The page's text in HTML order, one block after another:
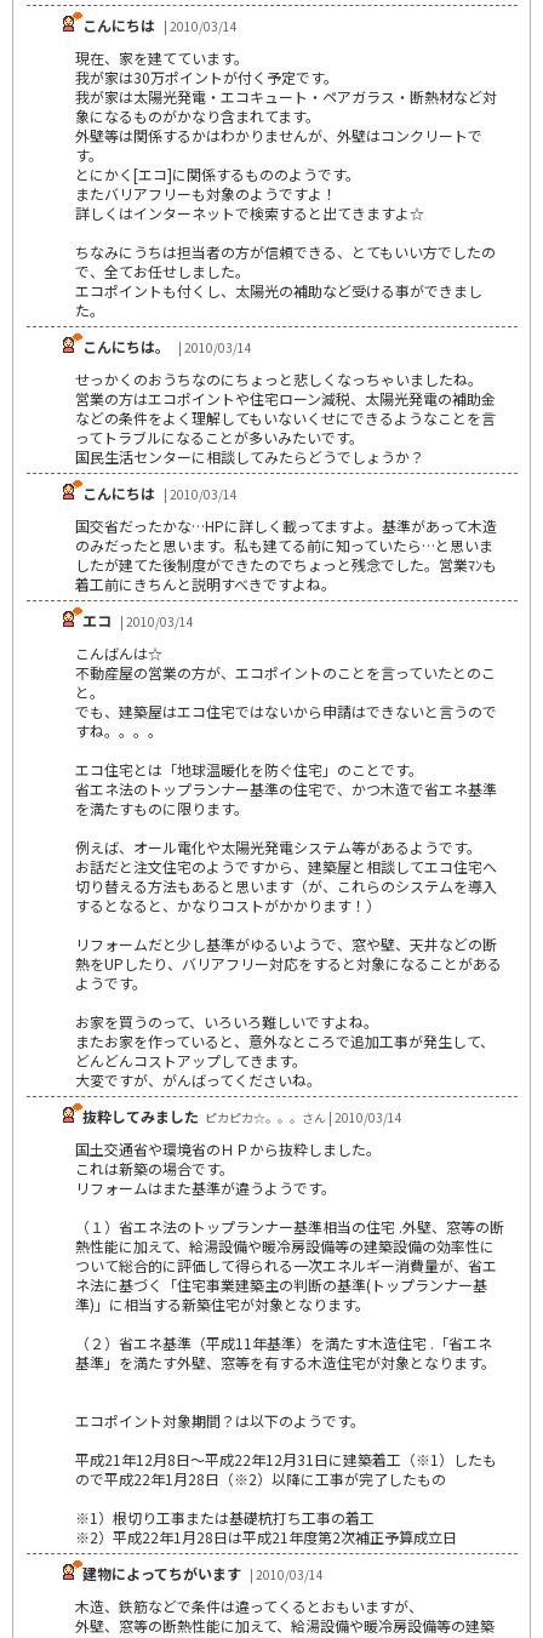
こんにちは | 2010/03/14
現在、家を建てています。
我が家は30万ポイントが付く予定です。
我が家は太陽光発電・エコキュート・ペアガラス・断熱材など対
象になるものがかなり含まれてます。
外壁等は関係するかはわかりませんが、外壁はコンクリートで
す。
とにかく[エコ]に関係するもののようです。
またバリアフリーも対象のようですよ！
詳しくはインターネットで検索すると出てきますよ☆
ちなみにうちは担当者の方が信頼できる、とてもいい方でしたの
で、全てお任せしました。
エコポイントも付くし、太陽光の補助など受ける事ができまし
た。
こんにちは。
| 2010/03/14
せっかくのおうちなのにちょっと悲しくなっちゃいましたね。
営業の方はエコポイントや住宅ローン減税、太陽光発電の補助金
などの条件をよく理解してもいないくせにできるようなことを言
ってトラブルになることが多いみたいです。
国民生活センターに相談してみたらどうでしょうか？
こんにちは | 2010/03/14
国交省だったかな…HPに詳しく載ってますよ。基準があって木造
のみだったと思います。私も建てる前に知っていたら…と思いま
したが建てた後制度ができたのでちょっと残念でした。営業ﾏﾝも
着工前にきちんと説明すべきですよね。
エコ | 2010/03/14
こんばんは☆
不動産屋の営業の方が、エコポイントのことを言っていたとのこ
と。
でも、建築屋はエコ住宅ではないから申請はできないと言うので
すね。。。。
エコ住宅とは「地球温暖化を防ぐ住宅」のことです。
省エネ法のトップランナー基準の住宅で、かつ木造で省エネ基準
を満たすものに限ります。
例えば、オール電化や太陽光発電システム等があるようです。
お話だと注文住宅のようですから、建築屋と相談してエコ住宅へ
切り替える方法もあると思います（が、これらのシステムを導入
するとなると、かなりコストがかかります！）
リフォームだと少し基準がゆるいようで、窓や壁、天井などの断
熱をUPしたり、バリアフリー対応をすると対象になることがある
ようです。
お家を買うのって、いろいろ難しいですよね。
またお家を作っていると、意外なところで追加工事が発生して、
どんどんコストアップしてきます。
大変ですが、がんばってくださいね。
抜粋してみました ピカピカ☆。。。さん | 2010/03/14
国土交通省や環境省のＨＰから抜粋しました。
これは新築の場合です。
リフォームはまた基準が違うようです。
（１）省エネ法のトップランナー基準相当の住宅 .外壁、窓等の断
熱性能に加えて、給湯設備や暖冷房設備等の建築設備の効率性に
ついて総合的に評価して得られる一次エネルギー消費量が、省エ
ネ法に基づく「住宅事業建築主の判断の基準(トップランナー基
準)」に相当する新築住宅が対象となります。
（２）省エネ基準（平成11年基準）を満たす木造住宅 .「省エネ
基準」を満たす外壁、窓等を有する木造住宅が対象となります。
エコポイント対象期間？は以下のようです。
平成21年12月8日～平成22年12月31日に建築着工（※1）したも
ので平成22年1月28日（※2）以降に工事が完了したもの
※1）根切り工事または基礎杭打ち工事の着工
※2）平成22年1月28日は平成21年度第2次補正予算成立日
建物によってちがいます | 2010/03/14
木造、鉄筋などで条件は違ってくるとおもいますが、
外壁、窓等の断熱性能に加えて、給湯設備や暖冷房設備等の建築